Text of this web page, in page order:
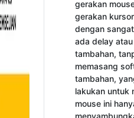
gerakan
gerakan
dengan
ada delay
tambahan,
memasang
tambahan,
lakukan untuk
mouse ini